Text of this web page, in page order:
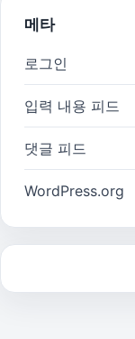
메타
로그인
입력 내용 피드
댓글 피드
WordPress.org